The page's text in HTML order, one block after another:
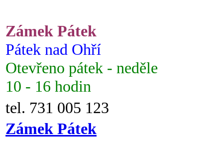
Zámek Pátek
Pátek nad Ohří
Otevřeno pátek - neděle
10 - 16 hodin
tel. 731 005 123
Zámek Pátek